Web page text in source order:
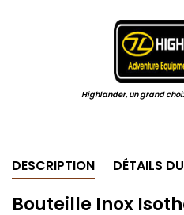
Highlander, un grand
DESCRIPTION DÉTAILS
Bouteille Inox